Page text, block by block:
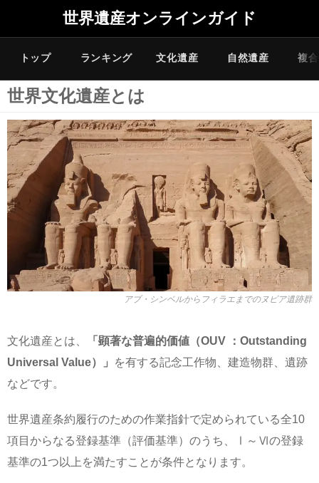
世界遺産オンラインガイド
トップ ランキング 文化遺産 自然遺産 複
世界文化遺産とは
アブ・シンベルからフィラエまでのヌビア遺跡群
文化遺産とは、
「顕著な普遍的価値（OUV ：Outstanding
Universal Value）」
を有する記念工作物、建造物群、遺跡
などです。
世界遺産条約履行のための作業指針で定められている全10
項目からなる登録基準（評価基準）のうち、Ⅰ～Ⅵの登録
基準の1つ以上を満たすことが条件となります。